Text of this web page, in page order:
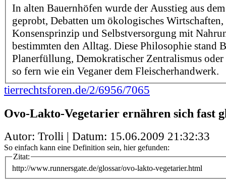
In alten Bauernhöfen wurde der Ausstieg aus
geprobt, Debatten um ökologisches
Konsensprinzip und Selbstversorgung mit
bestimmten den Alltag. Diese Philosophie stand
Planerfüllung, Demokratischer Zentralismus
so fern wie ein Veganer dem Fleischerhandwerk.
tierrechtsforen.de/2/6956/7065
Ovo-Lakto-Vegetarier ernähren sich fast
Autor: Trolli | Datum: 15.06.2009 21:32:33
So einfach kann eine Definition sein, hier gefunden:
Zitat:
http://www.runnersgate.de/glossar/ovo-lakto-vegetarier.html